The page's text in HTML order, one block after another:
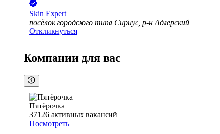
Skin Expert
посёлок городского типа Сириус, р-н Адлерский
Откликнуться
Компании для вас
Пятёрочка
37126 активных вакансий
Посмотреть